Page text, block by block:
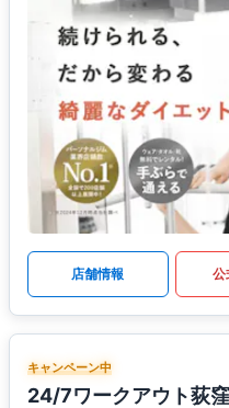
店舗情報 公
キャンペーン中
24/7ワークアウト荻